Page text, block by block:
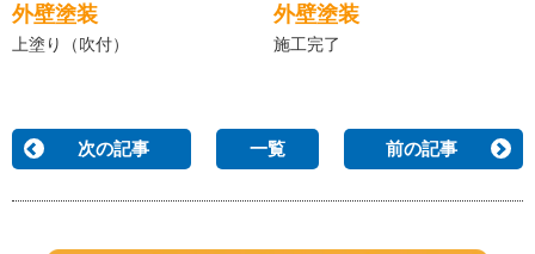
外壁塗装
上塗り（吹付）
外壁塗装
施工完了
次の記事 一覧 前の記事